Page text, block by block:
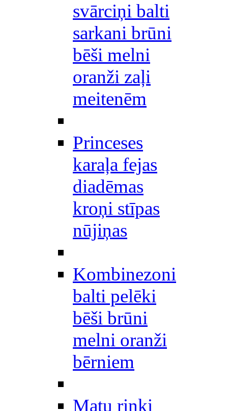
svārciņi balti
sarkani brūni
bēši melni
oranži zaļi
meitenēm
Princeses
karaļa fejas
diadēmas
kroņi stīpas
nūjiņas
Kombinezoni
balti pelēki
bēši brūni
melni oranži
bērniem
Matu riņķi